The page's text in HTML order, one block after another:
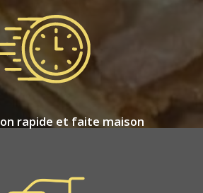
rapide et faite maison